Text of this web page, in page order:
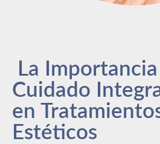
La Importancia
Cuidado
en
Estéticos